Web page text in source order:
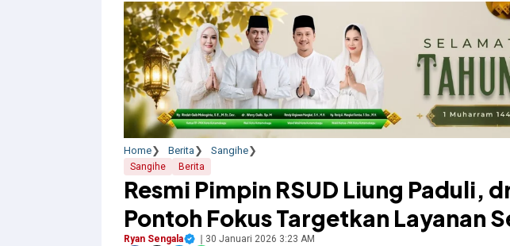
Home Berita Sangihe
Sangihe Berita
Resmi Pimpin RSUD Liung Paduli,
Pontoh Fokus Targetkan Layanan
Ryan Sengala 30 Januari 2026 3:23 AM